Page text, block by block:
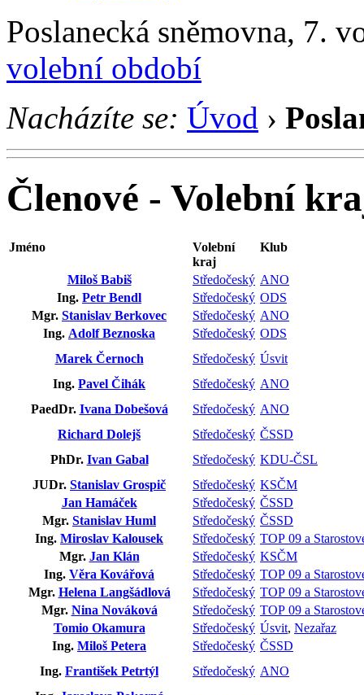
Poslanecká sněmovna, 7.
volební období
Nacházíte se: Úvod ›
Členové - Volební
Jméno
Volební
kraj
Klub
Miloš Babiš Středočeský ANO
Ing. Petr Bendl Středočeský ODS
Mgr. Stanislav Berkovec Středočeský ANO
Ing. Adolf Beznoska Středočeský ODS
Marek Černoch
Středočeský Úsvit
Ing. Pavel Čihák Středočeský ANO
PaedDr. Ivana Dobešová Středočeský ANO
Richard Dolejš
Středočeský ČSSD
PhDr. Ivan Gabal Středočeský KDU-ČSL
JUDr. Stanislav Grospič Středočeský KSČM
Jan Hamáček
Středočeský ČSSD
Mgr. Stanislav Huml Středočeský ČSSD
Ing. Miroslav Kalousek Středočeský TOP 09 a
Mgr. Jan Klán Středočeský KSČM
Ing. Věra Kovářová Středočeský TOP 09 a
Mgr. Helena Langšádlová Středočeský TOP 09 a
Mgr. Nina Nováková Středočeský TOP 09 a
Tomio Okamura
Středočeský Úsvit, Nezařaz
Ing. Miloš Petera Středočeský ČSSD
Ing. František Petrtýl Středočeský ANO